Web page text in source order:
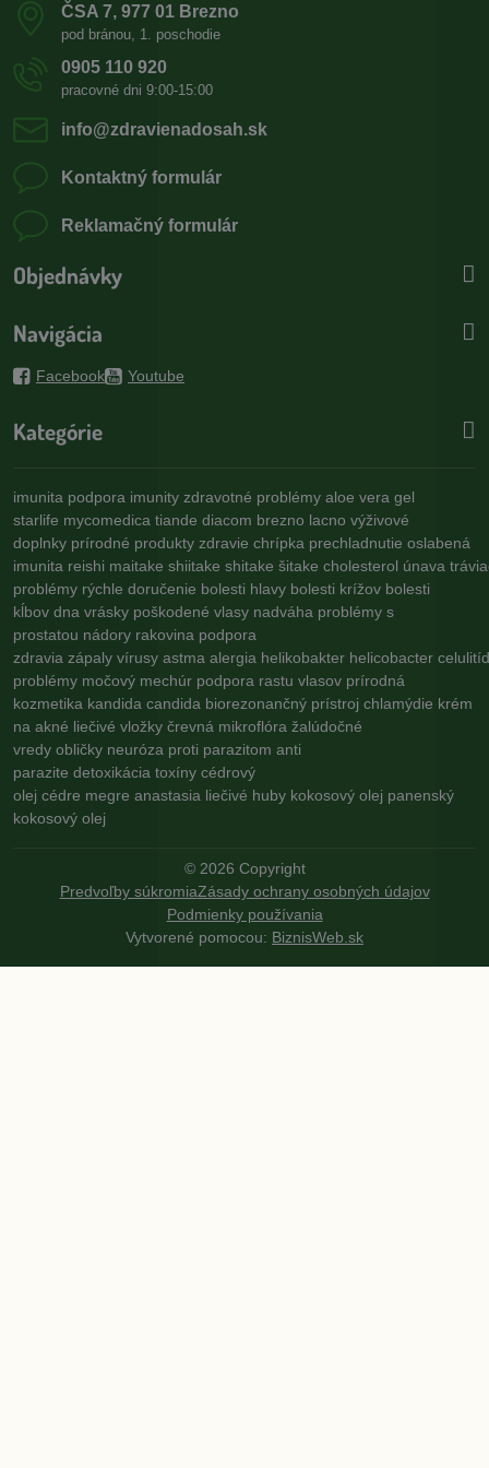
ČSA 7, 977 01 Brezno
pod bránou, 1. poschodie
0905 110 920
pracovné dni 9:00-15:00
info​@zdravienadosah​.sk
Kontaktný formulár
Reklamačný formulár
Objednávky
Navigácia
Facebook Youtube
Kategórie
imunita podpora imunity zdravotné problémy aloe vera gel
starlife mycomedica tiande diacom brezno lacno výživové
doplnky prírodné produkty zdravie chrípka prechladnutie oslabená
imunita reishi maitake shiitake shitake šitake cholesterol únava
problémy rýchle doručenie bolesti hlavy bolesti krížov bolesti
kĺbov dna vrásky poškodené vlasy nadváha problémy s
prostatou nádory rakovina podpora
zdravia zápaly vírusy astma alergia helikobakter helicobacter
problémy močový mechúr podpora rastu vlasov prírodná
kozmetika kandida candida biorezonančný prístroj chlamýdie krém
na akné liečivé vložky črevná mikroflóra žalúdočné
vredy obličky neuróza proti parazitom anti
parazite detoxikácia toxíny cédrový
olej cédre megre anastasia liečivé huby kokosový olej panenský
kokosový olej
© 2026 Copyright
Predvoľby súkromiaZásady ochrany osobných údajov
Podmienky používania
Vytvorené pomocou: BiznisWeb.sk